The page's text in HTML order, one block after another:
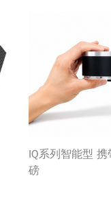
IQ系列智能型
磅